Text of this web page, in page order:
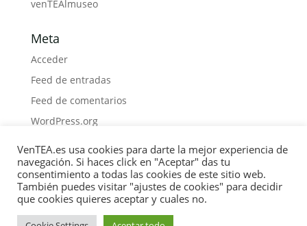
venTEAlmuseo
Meta
Acceder
Feed de entradas
Feed de comentarios
WordPress.org
Política de Cookies Privacidad
Boletín
Medios
Contacto Materiales
VenTEA.es usa cookies para darte la mejor experiencia de
navegación. Si haces click en "Aceptar" das tu
consentimiento a todas las cookies de este sitio web.
También puedes visitar "ajustes de cookies" para decidir
que cookies quieres aceptar y cuales no.